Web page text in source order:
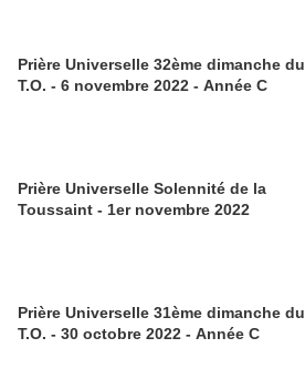
Prière Universelle 32ème dimanche du
T.O. - 6 novembre 2022 - Année C
Prière Universelle Solennité de la
Toussaint - 1er novembre 2022
Prière Universelle 31ème dimanche du
T.O. - 30 octobre 2022 - Année C